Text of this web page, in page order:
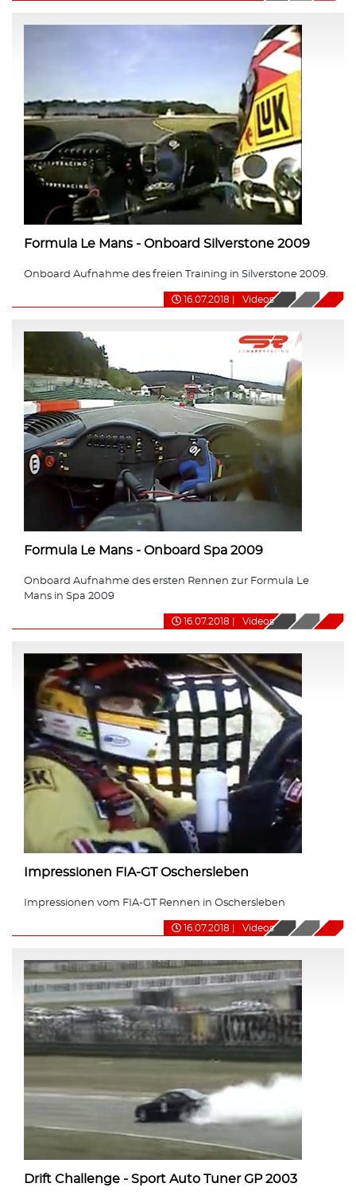
Formula Le Mans - Onboard Silverstone 2009
Onboard Aufnahme des freien Training in Silverstone 2009.
16.07.2018 Videos
Formula Le Mans - Onboard Spa 2009
Onboard Aufnahme des ersten Rennen zur Formula Le
Mans in Spa 2009
16.07.2018 Videos
Impressionen FIA-GT Oschersleben
Impressionen vom FIA-GT Rennen in Oschersleben
16.07.2018 Videos
Drift Challenge - Sport Auto Tuner GP 2003